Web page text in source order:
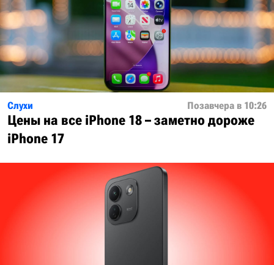
Слухи Позавчера в 10:26
Цены на все iPhone 18 – заметно дороже
iPhone 17